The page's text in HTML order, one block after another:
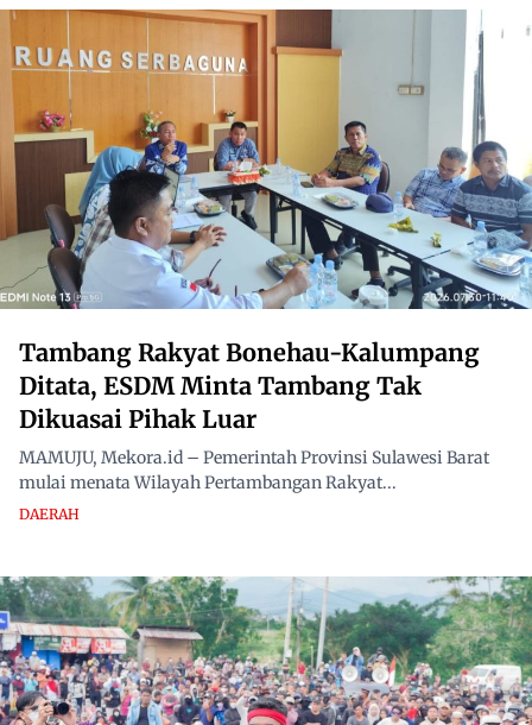
Tambang Rakyat Bonehau-Kalumpang
Ditata, ESDM Minta Tambang Tak
Dikuasai Pihak Luar
MAMUJU, Mekora.id – Pemerintah Provinsi Sulawesi Barat
mulai menata Wilayah Pertambangan Rakyat...
DAERAH